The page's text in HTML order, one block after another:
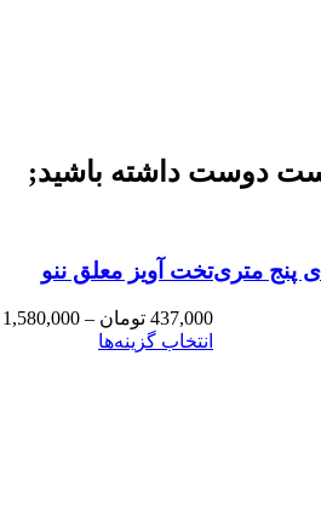
دوست داشته باشید;
پنج متریتخت آویز معلق ننو
437,000 تومان –
1,580,000
انتخاب گزینه‌ها